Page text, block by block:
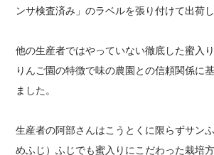
ンサ検査済み」のラベルを張り付けて出荷し
他の生産者ではやっていない徹底した蜜入
りんご園の特徴で味の農園との信頼関係に
ました。
生産者の阿部さんはこうとくに限らずサン
めふじ）ふじでも蜜入りにこだわった栽培